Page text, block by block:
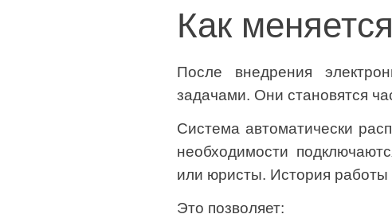
Как
После внедрения
задачами. Они становятся
Система автоматически
необходимости
или юристы. История работы
Это позволяет: